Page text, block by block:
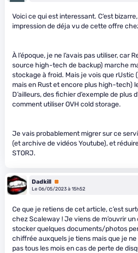
Voici ce qui est interessant. C’est
impression de déja vu de cette offre
À l’époque, je ne l’avais pas utiliser, car
source high-tech de backup) marche
stockage à froid. Mais je vois que rUstic
mais en Rust et encore plus high-tech)
D’ailleurs, des fichier d’exemple de plus
comment utiliser OVH cold storage.
Je vais probablement migrer sur ce
(et archive de vidéos Youtube), et
STORJ.
Dadkill Premium
Le 06/05/2023 à 15h52
Ce que je retiens de cet article, c’est
chez Scaleway ! Je viens de m’ouvrir
stocker quelques documents/photos
chiffrée auxquels je tiens mais que je
pas tous les mois en cas de perte de